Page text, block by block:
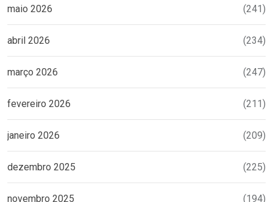
maio 2026 (241)
abril 2026 (234)
março 2026 (247)
fevereiro 2026 (211)
janeiro 2026 (209)
dezembro 2025 (225)
novembro 2025 (194)